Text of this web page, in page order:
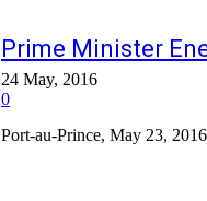
Prime Minister
24 May, 2016
0
Port-au-Prince, May 23,